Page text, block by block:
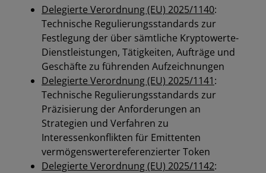
Delegierte Verordnung (EU) 2025/1140:
Technische Regulierungsstandards zur
Festlegung der über sämtliche Kryptowerte-
Dienstleistungen, Tätigkeiten, Aufträge und
Geschäfte zu führenden Aufzeichnungen
Delegierte Verordnung (EU) 2025/1141:
Technische Regulierungsstandards zur
Präzisierung der Anforderungen an
Strategien und Verfahren zu
Interessenkonflikten für Emittenten
vermögenswertereferenzierter Token
Delegierte Verordnung (EU) 2025/1142: